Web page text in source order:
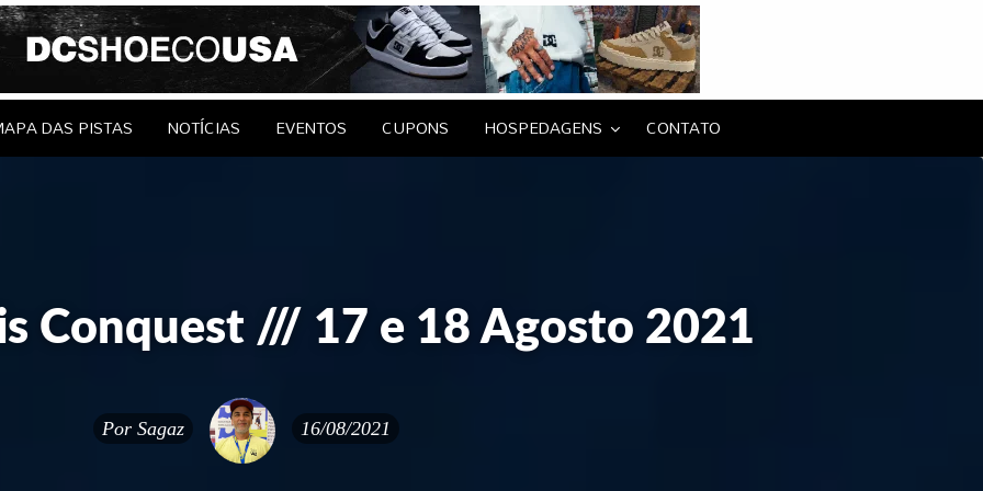
CONTATO
Brasil
DAS PISTAS NOTÍCIAS EVENTOS CUPONS HOSPEDAGENS CONTATO
Conquest /// 17 e 18 Agosto 2021
Por Sagaz 16/08/2021